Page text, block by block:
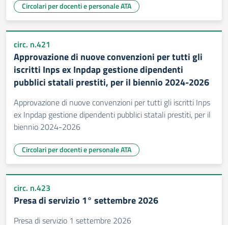
Circolari per docenti e personale ATA
circ. n.421
Approvazione di nuove convenzioni per tutti gli
iscritti Inps ex Inpdap gestione dipendenti
pubblici statali prestiti, per il biennio 2024-2026
Approvazione di nuove convenzioni per tutti gli iscritti Inps
ex Inpdap gestione dipendenti pubblici statali prestiti, per il
biennio 2024-2026
Circolari per docenti e personale ATA
circ. n.423
Presa di servizio 1° settembre 2026
Presa di servizio 1 settembre 2026